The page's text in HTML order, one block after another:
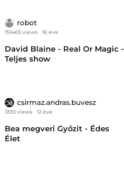
robot
151465 views 16 éve
David Blaine - Real Or Magic -
Teljes show
csirmaz.andras.buvesz
3510 views 12 éve
Bea megveri Győzit - Édes
Élet